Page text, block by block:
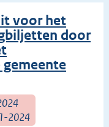
voor het
door
2024